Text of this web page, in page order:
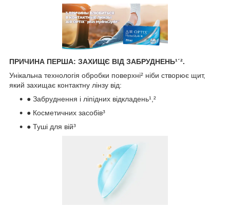
ПРИЧИНА ПЕРША: ЗАХИЩЄ ВІД ЗАБРУДНЕНЬ¹ˊ².
Унікальна технологія обробки поверхні² ніби створює щит,
який захищає контактну лінзу від:
● Забруднення і ліпідних відкладень¹,²
● Косметичних засобів³
● Туші для вій³